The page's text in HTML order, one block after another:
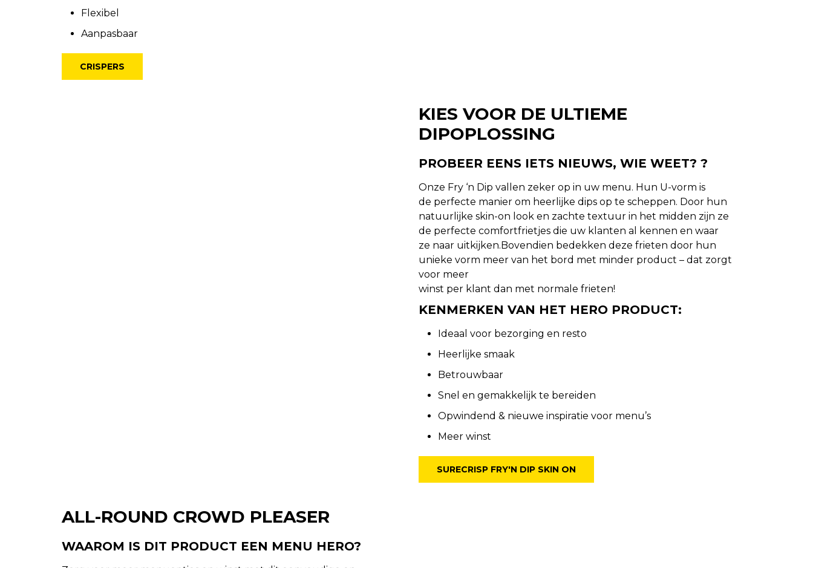
Flexibel
Aanpasbaar
CRISPERS
KIES VOOR DE ULTIEME
DIPOPLOSSING
PROBEER EENS IETS NIEUWS, WIE WEET? ?
Onze Fry ‘n Dip vallen zeker op in uw menu. Hun U-vorm is
de perfecte manier om heerlijke dips op te scheppen. Door hun
natuurlijke skin-on look en zachte textuur in het midden zijn ze
de perfecte comfortfrietjes die uw klanten al kennen en waar
ze naar uitkijken.Bovendien bedekken deze frieten door hun
unieke vorm meer van het bord met minder product – dat zorgt
voor meer
winst per klant dan met normale frieten!
KENMERKEN VAN HET HERO PRODUCT:
Ideaal voor bezorging en resto
Heerlijke smaak
Betrouwbaar
Snel en gemakkelijk te bereiden
Opwindend & nieuwe inspiratie voor menu’s
Meer winst
SURECRISP FRY'N DIP SKIN ON
ALL-ROUND CROWD PLEASER
WAAROM IS DIT PRODUCT EEN MENU HERO?